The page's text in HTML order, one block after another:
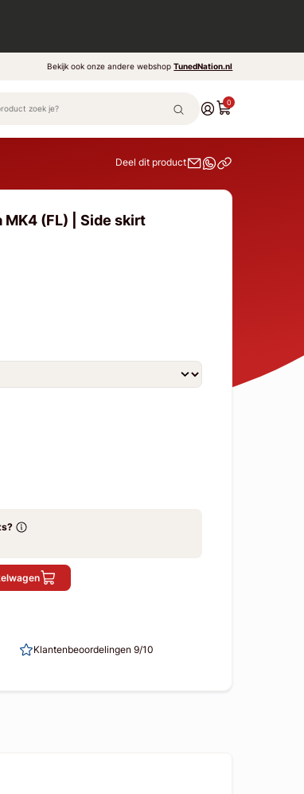
Bekijk ook onze andere webshopTunedNation.nl
0
Deel dit product
MK4 (FL) | Side skirt
Klantenbeoordelingen 9/10